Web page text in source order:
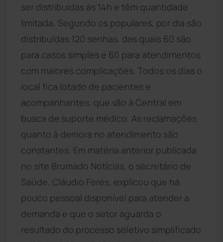
ser distribuídas às 14h e têm quantidade
limitada. Segundo os populares, por dia são
distribuídas 120 senhas, das quais 60 são
para casos simples e 60 para atendimentos
com maiores complicações. Todos os dias o
local fica lotado de pacientes e
acompanhantes, que vão à Central em
busca de suporte médico. As reclamações
quanto à demora no atendimento são
constantes. Em matéria anterior publicada
no site Brumado Notícias, o secretário de
Saúde, Cláudio Feres, explicou que há
pouco pessoal disponível para atender a
demanda e que o setor aguarda o
resultado do processo seletivo simplificado